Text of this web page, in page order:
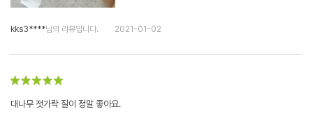
kks3****님의 리뷰입니다. 2021-01-02
대나무 젓가락 질이 정말 좋아요.